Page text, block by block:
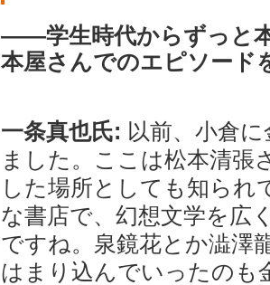
――学生時代からずっと
本屋さんでのエピソード
一条真也氏: 以前、小倉
ました。ここは松本清張
した場所としても知ら
な書店で、幻想文学を広
ですね。泉鏡花とか澁澤
はまり込んでいったのも